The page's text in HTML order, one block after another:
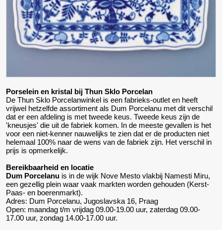
Porselein en kristal bij Thun Sklo Porcelan
De Thun Sklo Porcelanwinkel is een fabrieks-outlet en heeft
vrijwel hetzelfde assortiment als Dum Porcelanu met dit verschil
dat er een afdeling is met tweede keus. Tweede keus zijn de
'kneusjes' die uit de fabriek komen. In de meeste gevallen is het
voor een niet-kenner nauwelijks te zien dat er de producten niet
helemaal 100% naar de wens van de fabriek zijn. Het verschil in
prijs is opmerkelijk.
Bereikbaarheid en locatie
Dum Porcelanu is in de wijk Nove Mesto vlakbij Namesti Miru,
een gezellig plein waar vaak markten worden gehouden (Kerst-
Paas- en boerenmarkt).
Adres: Dum Porcelanu, Jugoslavska 16, Praag
Open: maandag t/m vrijdag 09.00-19.00 uur, zaterdag 09.00-
17.00 uur, zondag 14.00-17.00 uur.